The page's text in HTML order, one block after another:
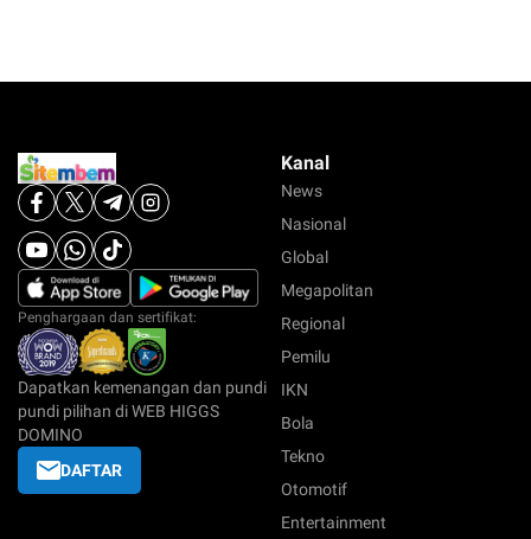
Penghargaan dan sertifikat:
Dapatkan kemenangan dan pundi
pundi pilihan di WEB HIGGS
DOMINO
DAFTAR
Kanal
News
Nasional
Global
Megapolitan
Regional
Pemilu
IKN
Bola
Tekno
Otomotif
Entertainment